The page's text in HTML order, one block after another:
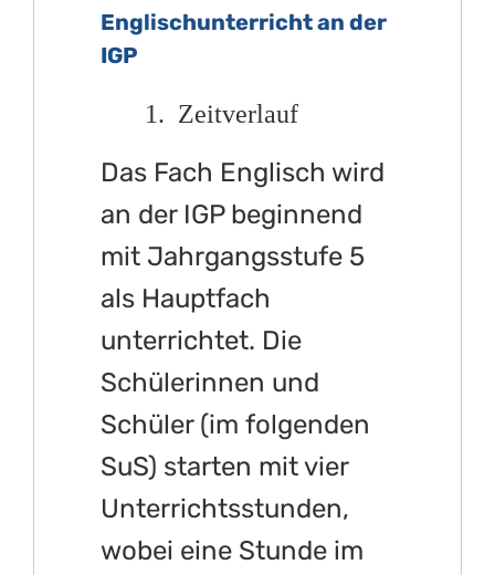
Englischunterricht an der
IGP
1. Zeitverlauf
Das Fach Englisch wird
an der IGP beginnend
mit Jahrgangsstufe 5
als Hauptfach
unterrichtet. Die
Schülerinnen und
Schüler (im folgenden
SuS) starten mit vier
Unterrichtsstunden,
wobei eine Stunde im